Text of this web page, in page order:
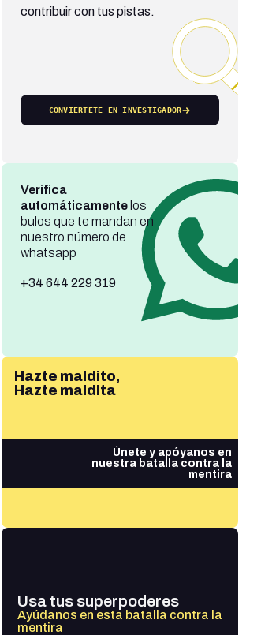
contribuir con tus pistas.
CONVIÉRTETE EN INVESTIGADOR
Verifica
automáticamentelos
bulos que te mandan en
nuestro número de
whatsapp
+34 644 229 319
Hazte maldito,
Hazte maldita
Únete y apóyanos en
nuestra batalla contra la
mentira
Usa tus superpoderes
Ayúdanos en esta batalla contra la
mentira